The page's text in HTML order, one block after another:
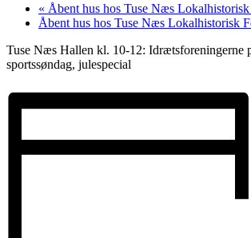
« Åbent hus hos Tuse Næs
Åbent hus hos Tuse Næs Lokalhistorisk
Tuse Næs Hallen kl. 10-12: Idrætsforeningerne
sportssøndag, julespecial